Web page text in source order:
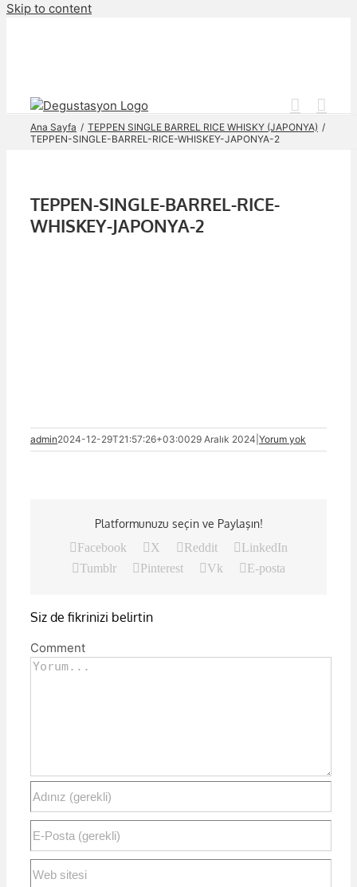
Skip to content
Ana Sayfa
TEPPEN SINGLE BARREL RICE WHISKY (JAPONYA)
TEPPEN-SINGLE-BARREL-RICE-WHISKEY-JAPONYA-2
TEPPEN-SINGLE-BARREL-RICE-
WHISKEY-JAPONYA-2
admin2024-12-29T21:57:26+03:0029 Aralık 2024 Yorum yok
Platformunuzu seçin ve Paylaşın!
Facebook
X Reddit
LinkedIn
Tumblr
Pinterest Vk E-posta
Siz de fikrinizi belirtin
Comment